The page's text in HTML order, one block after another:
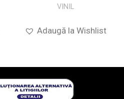
VINIL
Adaugă la Wishlist